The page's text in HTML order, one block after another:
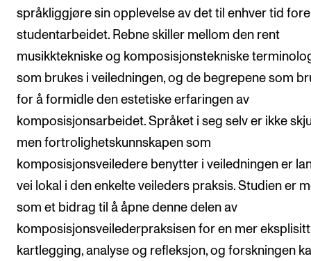
språkliggjøre sin opplevelse av det til enhver tid
studentarbeidet. Rebne skiller mellom den rent
musikktekniske og komposisjonstekniske
som brukes i veiledningen, og de begrepene som
for å formidle den estetiske erfaringen av
komposisjonsarbeidet. Språket i seg selv er ikke
men fortrolighetskunnskapen som
komposisjonsveiledere benytter i veiledningen er
vei lokal i den enkelte veileders praksis. Studien er
som et bidrag til å åpne denne delen av
komposisjonsveilederpraksisen for en mer eksplisitt
kartlegging, analyse og refleksjon, og forskningen